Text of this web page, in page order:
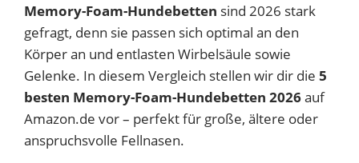
Memory-Foam-Hundebetten sind 2026 stark
gefragt, denn sie passen sich optimal an den
Körper an und entlasten Wirbelsäule sowie
Gelenke. In diesem Vergleich stellen wir dir die 5
besten Memory-Foam-Hundebetten 2026auf
Amazon.de vor – perfekt für große, ältere oder
anspruchsvolle Fellnasen.